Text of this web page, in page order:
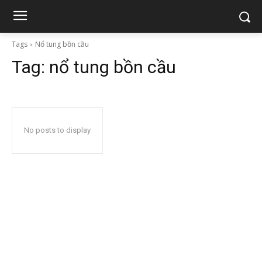
Tags Nổ tung bồn cầu
Tag: nổ tung bồn cầu
No posts to display